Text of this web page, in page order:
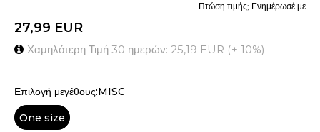
27,99 EUR
Χαμηλότερη Τιμή 30 ημερών: 25,19 EUR (+ 10%)
Πτώση τιμής; Ενημέρωσέ με
Επιλογή μεγέθους:MISC
One size